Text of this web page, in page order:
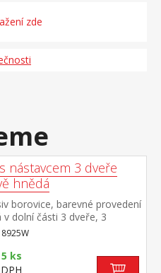
zde
nástavcem 3 dveře
hnědá
borovice, barevné provedení
v dolní části 3 dveře, 3
pojezdy v horní části
dveře
5 ks